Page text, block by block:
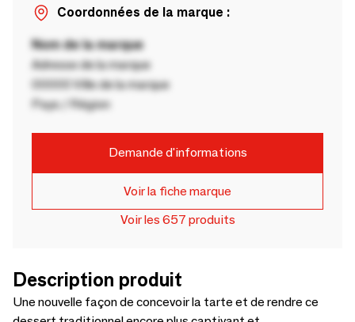
Coordonnées de la marque :
Nom de la marque
Adresse de la marque
00000 Ville de la marque
Pays / Région
Demande d'informations
Voir la fiche marque
Voir les 657 produits
Description produit
Une nouvelle façon de concevoir la tarte et de rendre ce